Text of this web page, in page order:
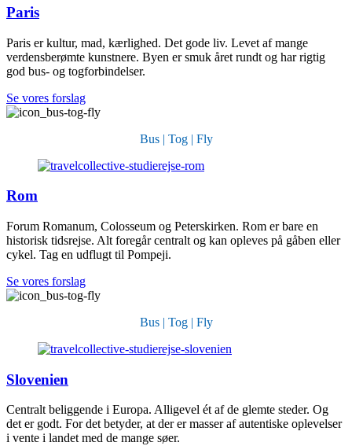
Paris
Paris er kultur, mad, kærlighed. Det gode liv. Levet af mange
verdensberømte kunstnere. Byen er smuk året rundt og har rigtig
god bus- og togforbindelser.
Se vores forslag
Bus | Tog | Fly
Rom
Forum Romanum, Colosseum og Peterskirken. Rom er bare en
historisk tidsrejse. Alt foregår centralt og kan opleves på gåben eller
cykel. Tag en udflugt til Pompeji.
Se vores forslag
Bus | Tog | Fly
Slovenien
Centralt beliggende i Europa. Alligevel ét af de glemte steder. Og
det er godt. For det betyder, at der er masser af autentiske oplevelser
i vente i landet med de mange søer.